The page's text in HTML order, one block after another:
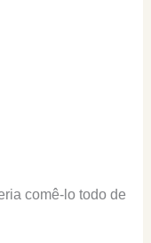
comê-lo todo de